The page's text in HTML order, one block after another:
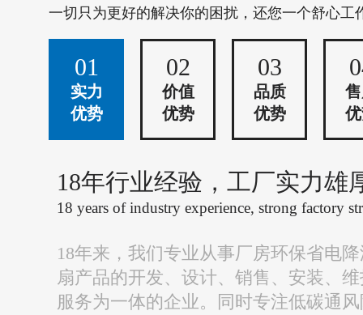
一切只为更好的解决你的困扰，还您一个舒心工
01
实力
优势
02
价值
优势
03
品质
优势
18年行业经验，工厂实力雄
18 years of industry experience, strong factory
18年来，我们专业从事厂房环保省电
扇产品的开发、设计、销售、安装、
服务为一体的企业。同时专注低碳通